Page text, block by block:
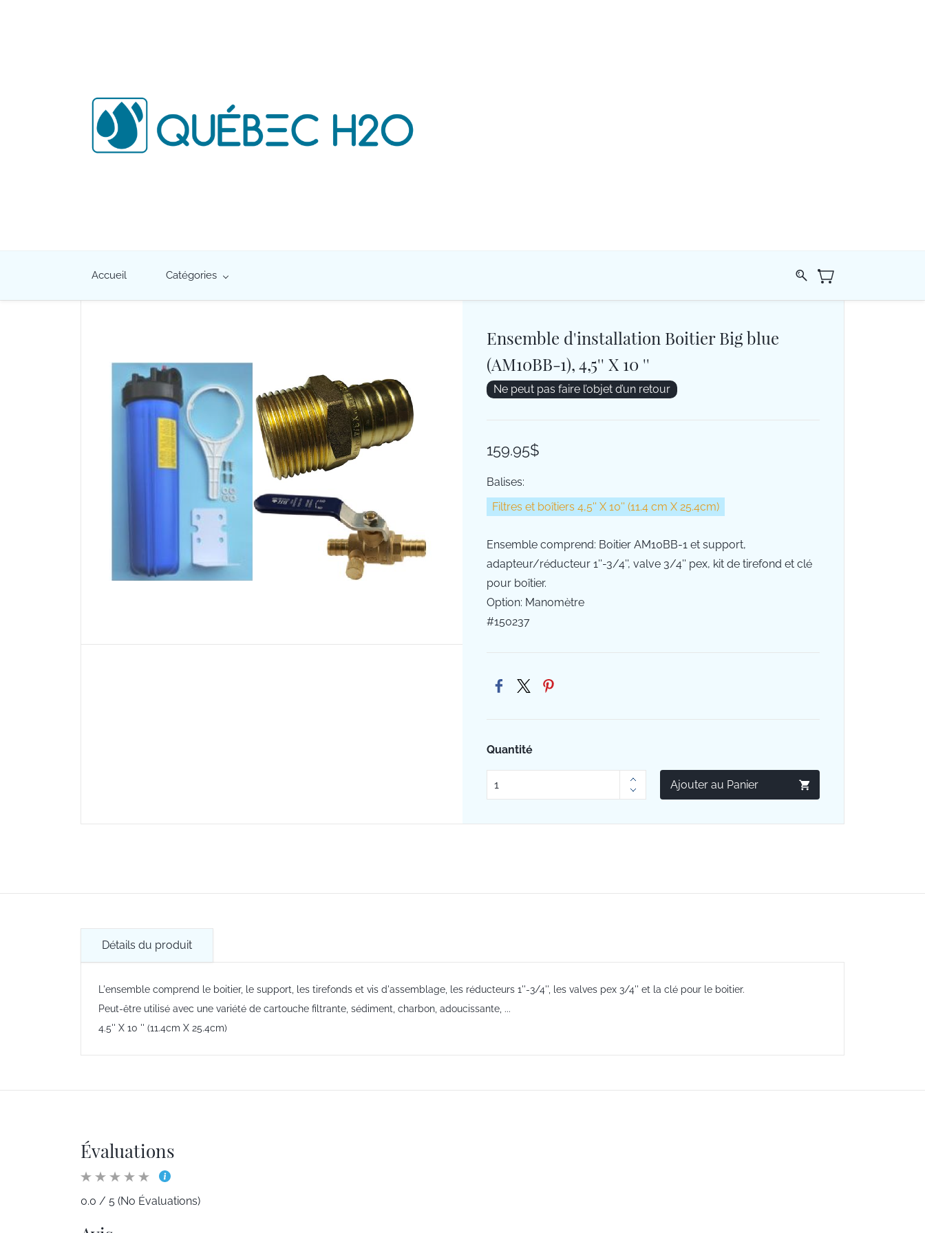
Accueil Catégories
Ensemble d'installation Boitier Big blue
(AM10BB-1), 4,5'' X 10 ''
Ne peut pas faire l’objet d’un retour
159.95$
Balises:
Filtres et boîtiers 4,5'' X 10'' (11.4 cm X 25.4cm)
Ensemble comprend: Boitier AM10BB-1 et support,
adapteur/réducteur 1''-3/4'', valve 3/4'' pex, kit de tirefond et clé
pour boîtier.
Option: Manomètre
#150237
Quantité
Ajouter au Panier
Détails du produit
L'ensemble comprend le boitier, le support, les tirefonds et vis d'assemblage, les réducteurs 1''-3/4'', les valves pex 3/4'' et la clé pour le boitier.
Peut-être utilisé avec une variété de cartouche filtrante, sédiment, charbon, adoucissante, ...
4.5'' X 10 '' (11.4cm X 25.4cm)
Évaluations
0.0 / 5 (No Évaluations)